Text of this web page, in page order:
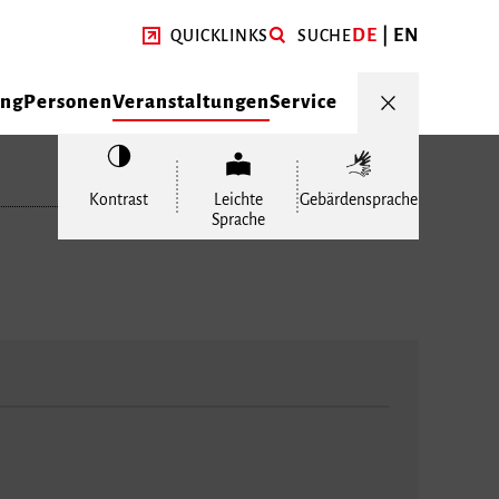
QUICKLINKS SUCHEDE EN
PersonenVeranstaltungenService
Kontrast
Leichte
Sprache
Gebärdensprache